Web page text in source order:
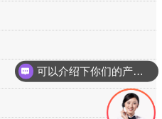
可以介绍下你们的产品么